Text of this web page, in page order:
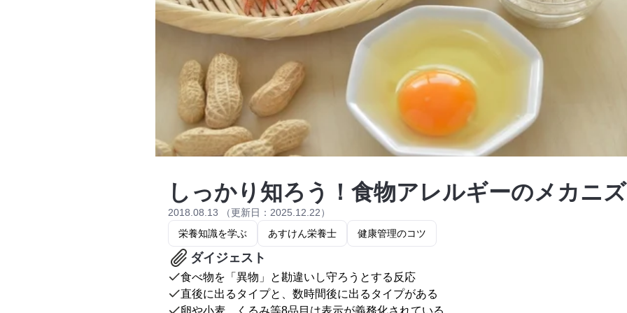
しっかり知ろう！食物アレルギーのメカニ
2018.08.13 （更新日：2025.12.22）
栄養知識を学ぶ
あすけん栄養士 健康管理のコツ
ダイジェスト
食べ物を「異物」と勘違いし守ろうとする反応
直後に出るタイプと、数時間後に出るタイプがある
卵や小麦、くるみ等8品目は表示が義務化されている